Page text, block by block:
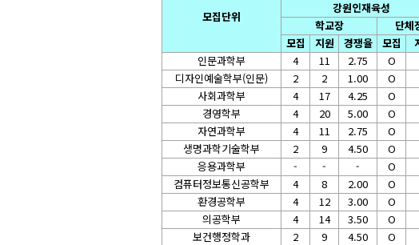
모집단위
강원인재육성
학교장
단체
모집
지원 경쟁율 모집
인문과학부
4 11 2.75 O
디자인예술학부(인문)
2 2 1.00 O
사회과학부
4 17 4.25 O
경영학부
4 20 5.00 O
자연과학부
4 11 2.75 O
생명과학기술학부
2 9 4.50 O
응용과학부
- - - O
컴퓨터정보통신공학부
4 8 2.00 O
환경공학부
4 12 3.00 O
의공학부
4 14 3.50 O
보건행정학과
2 9 4.50 O